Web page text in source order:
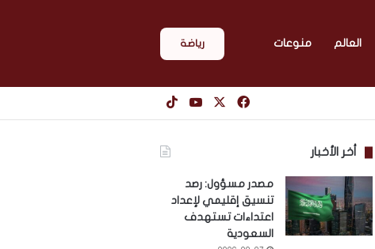
العالم منوعات رياضة
فيسبوك‫YouTube
أخر الأخبار
مصدر مسؤول: رصد
تنسيق إقليمي لإعداد
اعتداءات تستهدف
السعودية